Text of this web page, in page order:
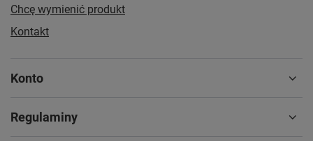
Chcę wymienić produkt
Kontakt
Konto
Regulaminy